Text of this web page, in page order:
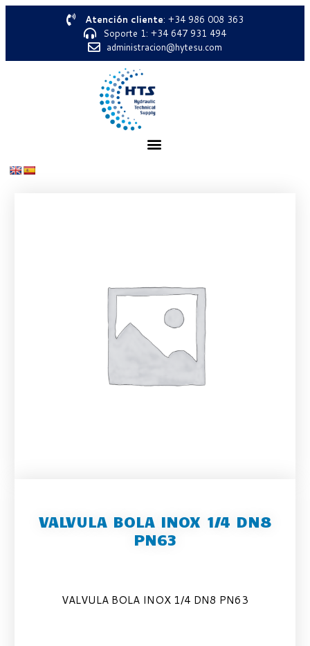
Atención cliente: +34 986 008 363
Soporte 1: +34 647 931 494
administracion@hytesu.com
VALVULA BOLA INOX 1/4 DN8
PN63
VALVULA BOLA INOX 1/4 DN8 PN63